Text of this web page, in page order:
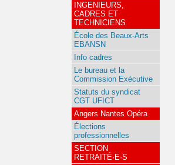
INGENIEURS,
CADRES ET
TECHNICIENS
École des Beaux-Arts
EBANSN
Info cadres
Le bureau et la
Commission Exécutive
Statuts du syndicat
CGT UFICT
Angers Nantes Opéra
Élections
professionnelles
SECTION
RETRAITÉ·E·S